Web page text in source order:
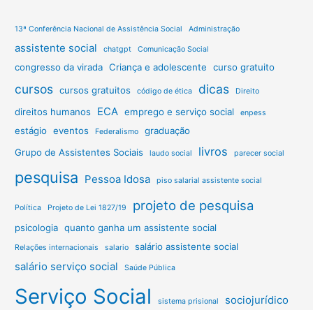
13ª Conferência Nacional de Assistência Social Administração
assistente social chatgpt Comunicação Social
congresso da virada Criança e adolescente curso gratuito
cursos cursos gratuitos código de ética dicas Direito
direitos humanos ECA emprego e serviço social enpess
estágio eventos Federalismo
graduação
Grupo de Assistentes Sociais
laudo social livros parecer social
pesquisa Pessoa Idosa piso salarial assistente social
Política Projeto de Lei 1827/19 projeto de pesquisa
psicologia quanto ganha um assistente social
Relações internacionais salario salário assistente social
salário serviço social Saúde Pública
Serviço Social sistema prisional sociojurídico